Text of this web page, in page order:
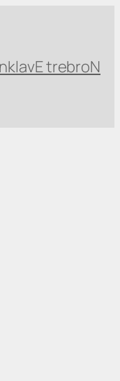
trebroN